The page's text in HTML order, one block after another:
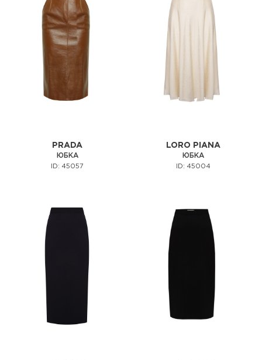
PRADA
ЮБКА
ID: 45057
LORO PIANA
ЮБКА
ID: 45004